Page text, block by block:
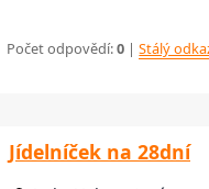
Počet odpovědí:0 |Stálý
Jídelníček na 28dní